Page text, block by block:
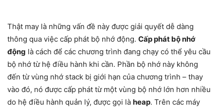
Thật may là những vấn đề này được giải quyết dễ dàng
thông qua việc cấp phát bộ nhớ động. Cấp phát bộ nhớ
động là cách để các chương trình đang chạy có thể yêu cầu
bộ nhớ từ hệ điều hành khi cần. Phần bộ nhớ này không
đến từ vùng nhớ stack bị giới hạn của chương trình – thay
vào đó, nó được cấp phát từ một vùng bộ nhớ lớn hơn nhiều
do hệ điều hành quản lý, được gọi là heap. Trên các máy